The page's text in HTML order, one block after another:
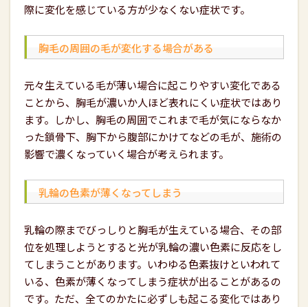
際に変化を感じている方が少なくない症状です。
胸毛の周囲の毛が変化する場合がある
元々生えている毛が薄い場合に起こりやすい変化である
ことから、胸毛が濃いか人ほど表れにくい症状ではあり
ます。しかし、胸毛の周囲でこれまで毛が気にならなか
った鎖骨下、胸下から腹部にかけてなどの毛が、施術の
影響で濃くなっていく場合が考えられます。
乳輪の色素が薄くなってしまう
乳輪の際までびっしりと胸毛が生えている場合、その部
位を処理しようとすると光が乳輪の濃い色素に反応をし
てしまうことがあります。いわゆる色素抜けといわれて
いる、色素が薄くなってしまう症状が出ることがあるの
です。ただ、全てのかたに必ずしも起こる変化ではあり